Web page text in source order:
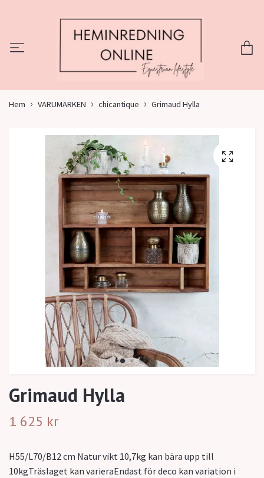
Hem VARUMÄRKEN chicantique Grimaud Hylla
Grimaud Hylla
1 625 kr
H55/L70/B12 cm Natur vikt 10,7kg kan bära upp till
10kgTräslaget kan varieraEndast för deco kan variation i